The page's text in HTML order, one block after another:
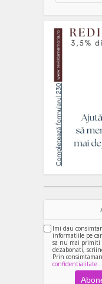
Imi dau
informatiile pe
sa nu mai primiti
dezabonati,
Prin
confidentialitate.